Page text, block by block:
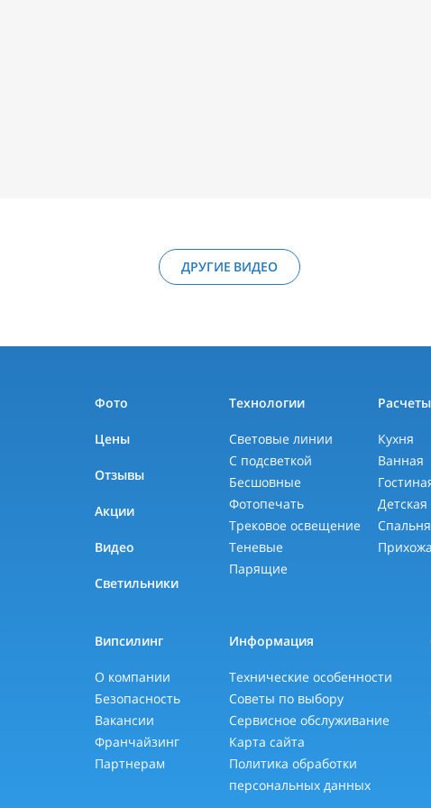
ДРУГИЕ ВИДЕО
Фото
Цены
Отзывы
Акции
Видео
Светильники
Технологии
Световые линии
С подсветкой
Бесшовные
Фотопечать
Трековое освещение
Теневые
Парящие
Расчеты
Кухня
Ванная
Детская
Спальня
Випсилинг
О компании
Безопасность
Вакансии
Франчайзинг
Партнерам
Информация
Технические особенности
Советы по выбору
Сервисное обслуживание
Карта сайта
Политика обработки
персональных данных